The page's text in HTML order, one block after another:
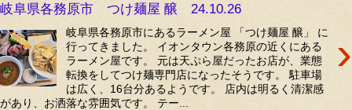
岐阜県各務原市 つけ麺屋 醸 24.10.26
›
岐阜県各務原市にあるラーメン屋 「つけ麺屋 醸」 に
行ってきました。 イオンタウン各務原の近くにある
ラーメン屋です。 元は天ぷら屋だったお店が、業態
転換をしてつけ麺専門店になったそうです。 駐車場
は広く、16台分あるようです。 店内は明るく清潔感
があり、お洒落な雰囲気です。 テー...